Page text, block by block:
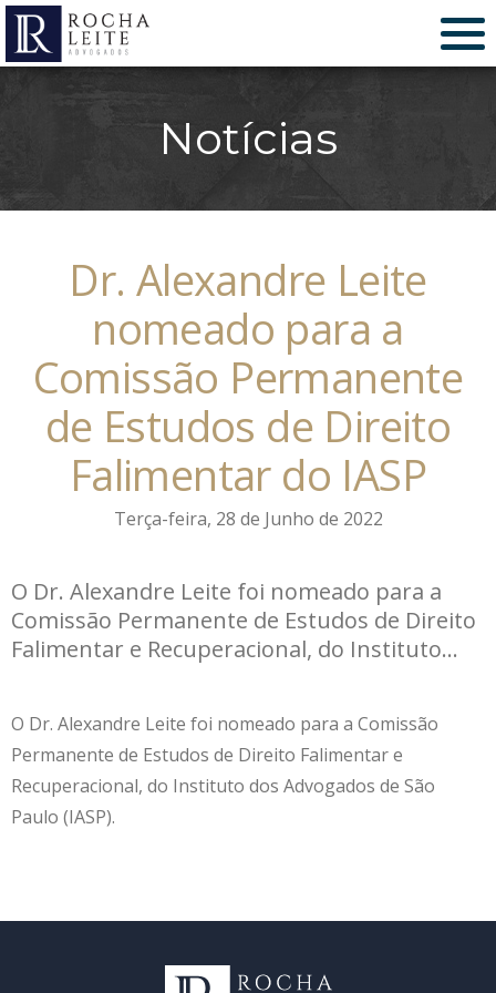
Notícias
Dr. Alexandre Leite
nomeado para a
Comissão Permanente
de Estudos de Direito
Falimentar do IASP
Terça-feira, 28 de Junho de 2022
O Dr. Alexandre Leite foi nomeado para a
Comissão Permanente de Estudos de Direito
Falimentar e Recuperacional, do Instituto...
O Dr. Alexandre Leite foi nomeado para a Comissão
Permanente de Estudos de Direito Falimentar e
Recuperacional, do Instituto dos Advogados de São
Paulo (IASP).